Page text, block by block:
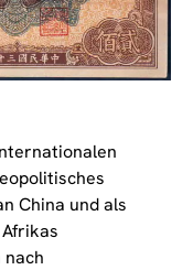
China und als